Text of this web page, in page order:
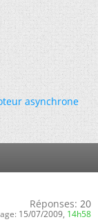
asynchrone
Réponses: 20
15/07/2009, 14h58